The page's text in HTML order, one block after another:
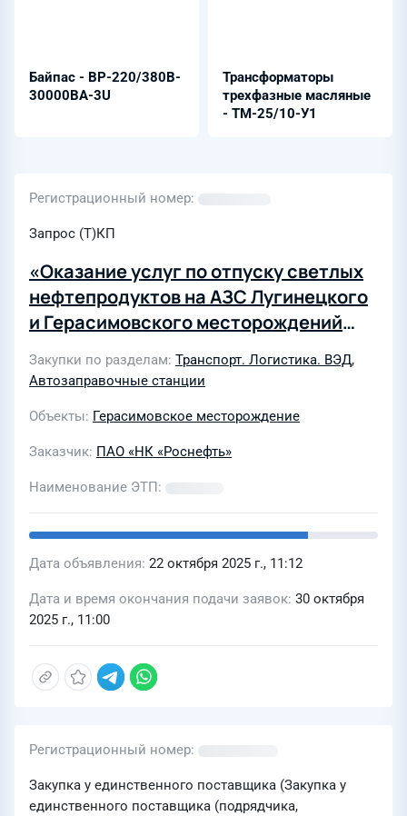
Байпас - BP-220/380B-
30000BA-3U
Трансформаторы
трехфазные масляные
- ТМ-25/10-У1
Регистрационный номер
Запрос (Т)КП
«Оказание услуг по отпуску светлых
нефтепродуктов на АЗС Лугинецкого
и Герасимовского месторождений
Транспорт» в г. Стрежевой в 2026г.»
Закупки по разделам Транспорт. Логистика. ВЭД,
Автозаправочные станции
Объекты Герасимовское месторождение
Заказчик ПАО «НК «Роснефть»
Наименование ЭТП
Дата объявления 22 октября 2025 г., 11:12
Дата и время окончания подачи заявок 30 октября
2025 г., 11:00
Регистрационный номер
Закупка у единственного поставщика (Закупка у
единственного поставщика (подрядчика,